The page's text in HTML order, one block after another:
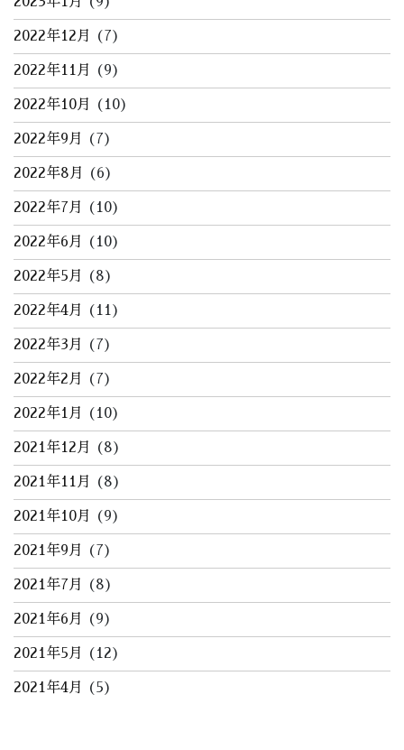
2022年12月 (7)
2022年11月 (9)
2022年10月 (10)
2022年9月 (7)
2022年8月 (6)
2022年7月 (10)
2022年6月 (10)
2022年5月 (8)
2022年4月 (11)
2022年3月 (7)
2022年2月 (7)
2022年1月 (10)
2021年12月 (8)
2021年11月 (8)
2021年10月 (9)
2021年9月 (7)
2021年7月 (8)
2021年6月 (9)
2021年5月 (12)
2021年4月 (5)